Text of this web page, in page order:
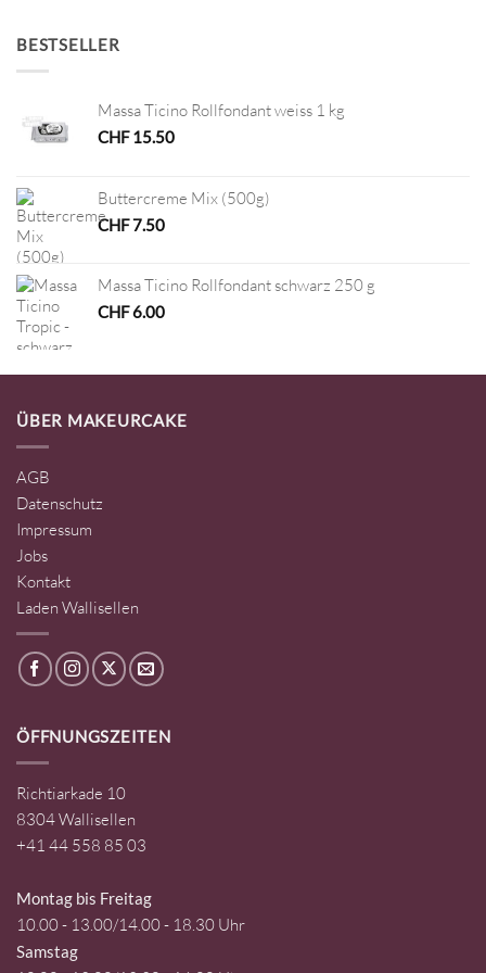
BESTSELLER
Massa Ticino Rollfondant weiss 1 kg
CHF15.50
Buttercreme Mix (500g)
CHF7.50
Massa Ticino Rollfondant schwarz 250 g
CHF6.00
ÜBER MAKEURCAKE
AGB
Datenschutz
Impressum
Jobs
Kontakt
Laden Wallisellen
ÖFFNUNGSZEITEN
Richtiarkade 10
8304 Wallisellen
+41 44 558 85 03
Montag bis Freitag
10.00 - 13.00/14.00 - 18.30 Uhr
Samstag